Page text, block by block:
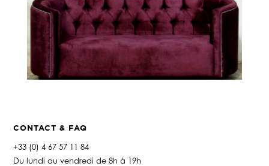
CONTACT & FAQ
+33 (0) 4 67 57 11 84
Du lundi au vendredi de 8h à 19h